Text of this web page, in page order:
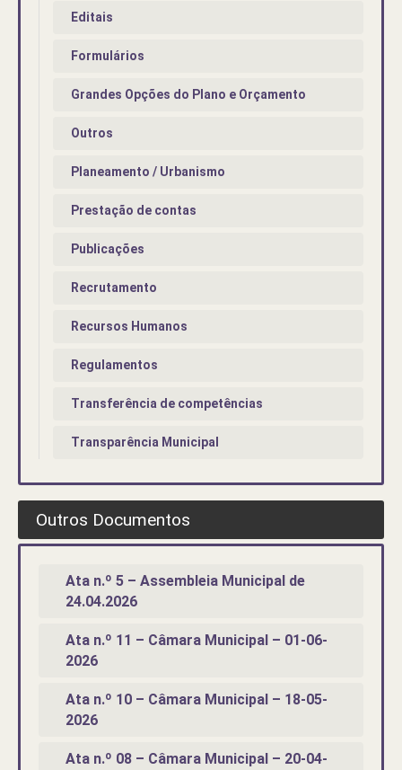
Editais
Formulários
Grandes Opções do Plano e Orçamento
Outros
Planeamento / Urbanismo
Prestação de contas
Publicações
Recrutamento
Recursos Humanos
Regulamentos
Transferência de competências
Transparência Municipal
Outros Documentos
Ata n.º 5 – Assembleia Municipal de
24.04.2026
Ata n.º 11 – Câmara Municipal – 01-06-
2026
Ata n.º 10 – Câmara Municipal – 18-05-
2026
Ata n.º 08 – Câmara Municipal – 20-04-